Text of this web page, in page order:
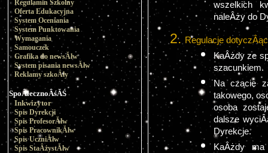
Regulamin Szkolny
Oferta Edukacyjna
System Oceniania
System Punktowania
Wymagania
Samouczek
Grafika do newsĂłw
System pisania newsĂłw
Reklamy szkoÂły
SpoÂłecznoÂśĂŚ
Inkwizytor
Spis Dyrekcji
Spis ProfesorĂłw
Spis PracownikĂłw
Spis UczniĂłw
Spis StaÂżystĂłw
wszelkich
naleÂży do
Regulacje
KaÂżdy ze
szacunkiem.
Na czacie
takowego,
osoba
dalsze
Dyrekcje.
KaÂżdy